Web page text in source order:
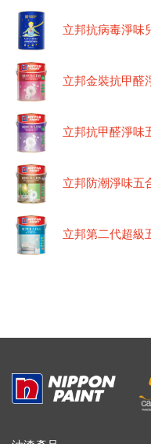
立邦抗病毒淨味
立邦金裝抗甲醛
立邦抗甲醛淨味
立邦防潮淨味五
立邦第二代超級